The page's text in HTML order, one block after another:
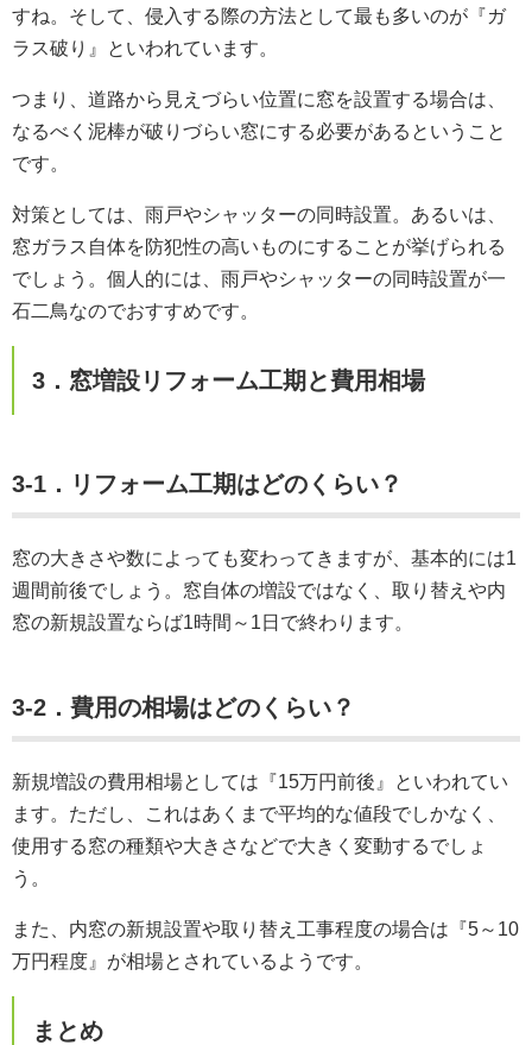
すね。そして、侵入する際の方法として最も多いのが『ガ
ラス破り』といわれています。
つまり、道路から見えづらい位置に窓を設置する場合は、
なるべく泥棒が破りづらい窓にする必要があるということ
です。
対策としては、雨戸やシャッターの同時設置。あるいは、
窓ガラス自体を防犯性の高いものにすることが挙げられる
でしょう。個人的には、雨戸やシャッターの同時設置が一
石二鳥なのでおすすめです。
3．窓増設リフォーム工期と費用相場
3-1．リフォーム工期はどのくらい？
窓の大きさや数によっても変わってきますが、基本的には1
週間前後でしょう。窓自体の増設ではなく、取り替えや内
窓の新規設置ならば1時間～1日で終わります。
3-2．費用の相場はどのくらい？
新規増設の費用相場としては『15万円前後』といわれてい
ます。ただし、これはあくまで平均的な値段でしかなく、
使用する窓の種類や大きさなどで大きく変動するでしょ
う。
また、内窓の新規設置や取り替え工事程度の場合は『5～10
万円程度』が相場とされているようです。
まとめ